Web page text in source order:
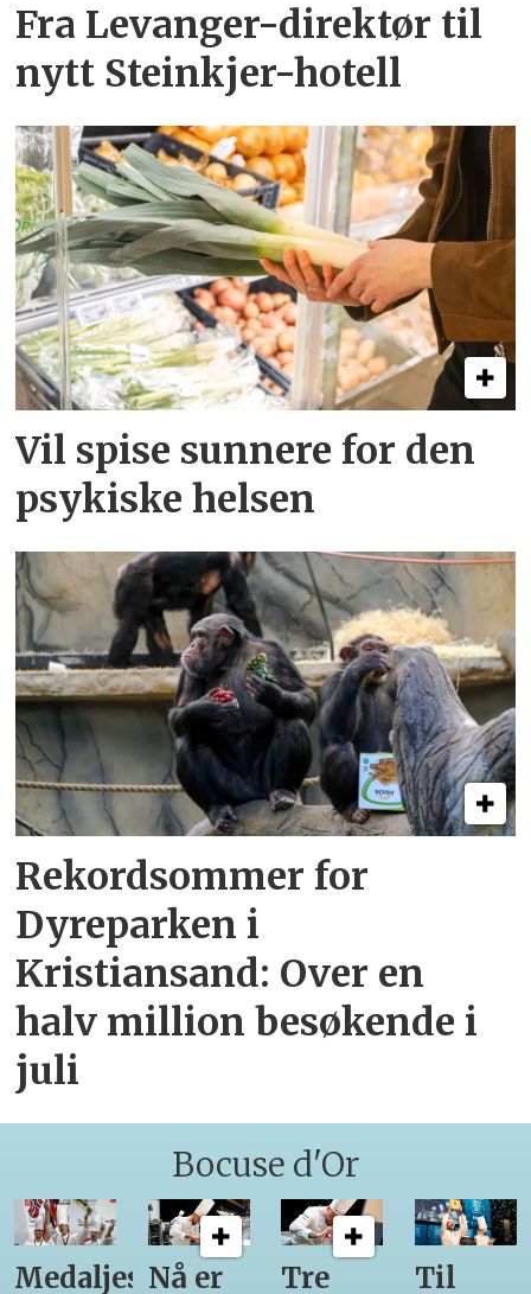
Fra Levanger-direktør til
nytt Steinkjer-hotell
Vil spise sunnere for den
psykiske helsen
Rekordsommer for
Dyreparken i
Kristiansand: Over en
halv million besøkende i
juli
Bocuse d'Or
Medaljestatistikk
Nå er
Tre
Til